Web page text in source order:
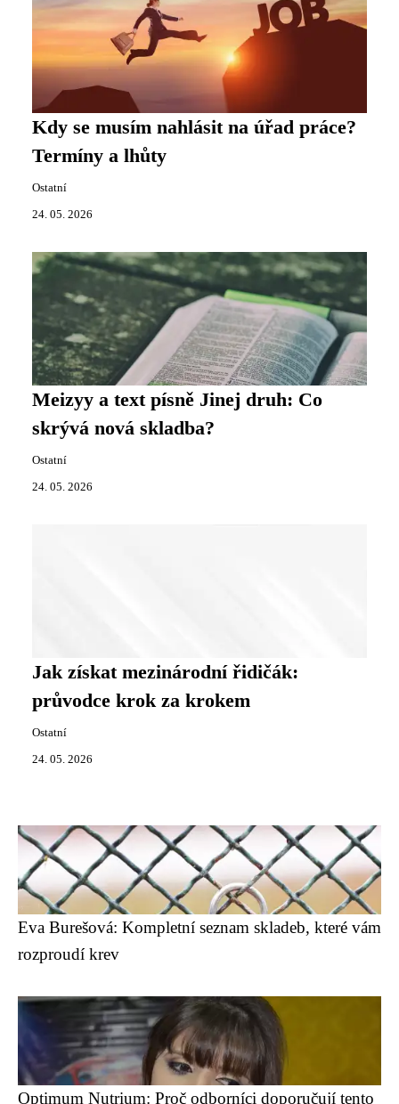
Kdy se musím nahlásit na úřad práce?
Termíny a lhůty
Ostatní
24. 05. 2026
Meizyy a text písně Jinej druh: Co
skrývá nová skladba?
Ostatní
24. 05. 2026
Jak získat mezinárodní řidičák:
průvodce krok za krokem
Ostatní
24. 05. 2026
Eva Burešová: Kompletní seznam skladeb, které vám
rozproudí krev
Optimum Nutrium: Proč odborníci doporučují tento